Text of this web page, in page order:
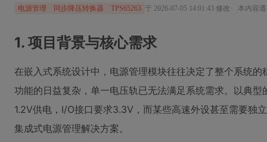
电源管理 同步降压转换器 TPS65263 于 2026-07-05 14:01:43 修改 · 本内容
1. 项目背景与核心需求
在嵌入式系统设计中，电源管理模块往往决定了整个系统
功能的日益复杂，单一电压轨已无法满足系统需求。以典
1.2V供电，I/O接口要求3.3V，而某些高速外设甚至需要独
集成式电源管理解决方案。